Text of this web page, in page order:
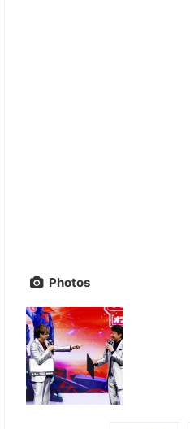
Photos